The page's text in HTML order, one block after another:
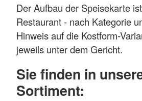
Der Aufbau der Speisekarte
Restaurant - nach Kategorie
Hinweis auf die Kostform-
jeweils unter dem Gericht.
Sie finden in
Sortiment: